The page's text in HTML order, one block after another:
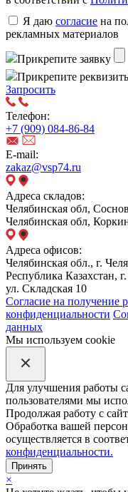
Я даю согласие на
рекламных материалов
Прикрепите заявку
Прикрепите
Запросить
Телефон:
+7 (909) 084-86-84
E-mail:
zakaz@vsp74.ru
Адреса складов:
Челябинская обл,
Челябинская обл,
Адреса офисов:
Челябинская обл., г.
Республика Казахстан,
ул. Складская 10
Согласие на получение
конфиденциальности
данных
Мы используем cookie
Для улучшения работы
пользователями мы
Продолжая работу с
Обработка вашей
осуществляется в
конфиденциальности.
Принять
×